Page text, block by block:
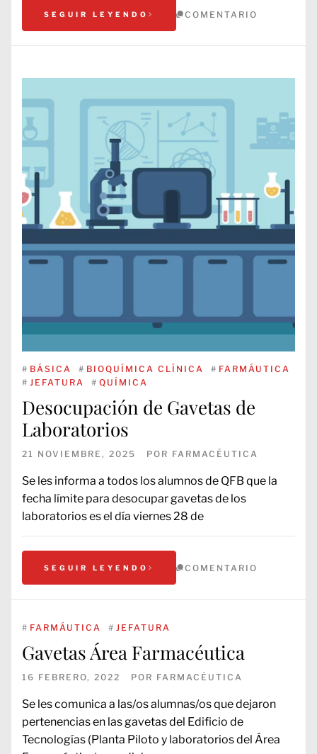
SEGUIR LEYENDO COMENTARIO
# BÁSICA # BIOQUÍMICA CLÍNICA # FARMÁUTICA
# JEFATURA # QUÍMICA
Desocupación de Gavetas de
Laboratorios
21 NOVIEMBRE, 2025 POR FARMACÉUTICA
Se les informa a todos los alumnos de QFB que la
fecha límite para desocupar gavetas de los
laboratorios es el día viernes 28 de
SEGUIR LEYENDO COMENTARIO
# FARMÁUTICA # JEFATURA
Gavetas Área Farmacéutica
16 FEBRERO, 2022 POR FARMACÉUTICA
Se les comunica a las/os alumnas/os que dejaron
pertenencias en las gavetas del Edificio de
Tecnologías (Planta Piloto y laboratorios del Área